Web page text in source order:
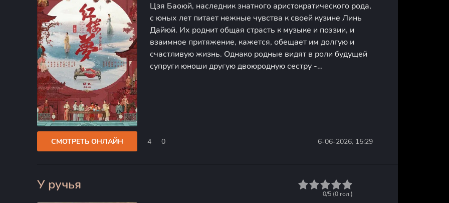
Цзя Баоюй, наследник знатного аристократического рода,
с юных лет питает нежные чувства к своей кузине Линь
Дайюй. Их роднит общая страсть к музыке и поэзии, и
взаимное притяжение, кажется, обещает им долгую и
счастливую жизнь. Однако родные видят в роли будущей
супруги юноши другую двоюродную сестру -
СМОТРЕТЬ ОНЛАЙН 4 0 6-06-2026, 15:29
У ручья
0/5 (0 гол.)